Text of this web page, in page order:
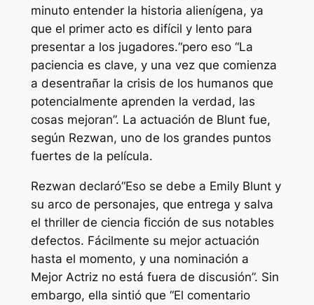
minuto entender la historia alienígena, ya
que el primer acto es difícil y lento para
presentar a los jugadores.“pero eso “La
paciencia es clave, y una vez que comienza
a desentrañar la crisis de los humanos que
potencialmente aprenden la verdad, las
cosas mejoran”. La actuación de Blunt fue,
según Rezwan, uno de los grandes puntos
fuertes de la película.
Rezwan declaró“Eso se debe a Emily Blunt y
su arco de personajes, que entrega y salva
el thriller de ciencia ficción de sus notables
defectos. Fácilmente su mejor actuación
hasta el momento, y una nominación a
Mejor Actriz no está fuera de discusión”. Sin
embargo, ella sintió que “El comentario